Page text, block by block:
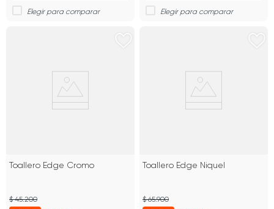
Toallero Edge Cromo
$ 45.200
Toallero Edge Niquel
$ 65.900